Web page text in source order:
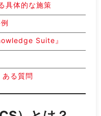
具体的な施策
Suite』
る質問